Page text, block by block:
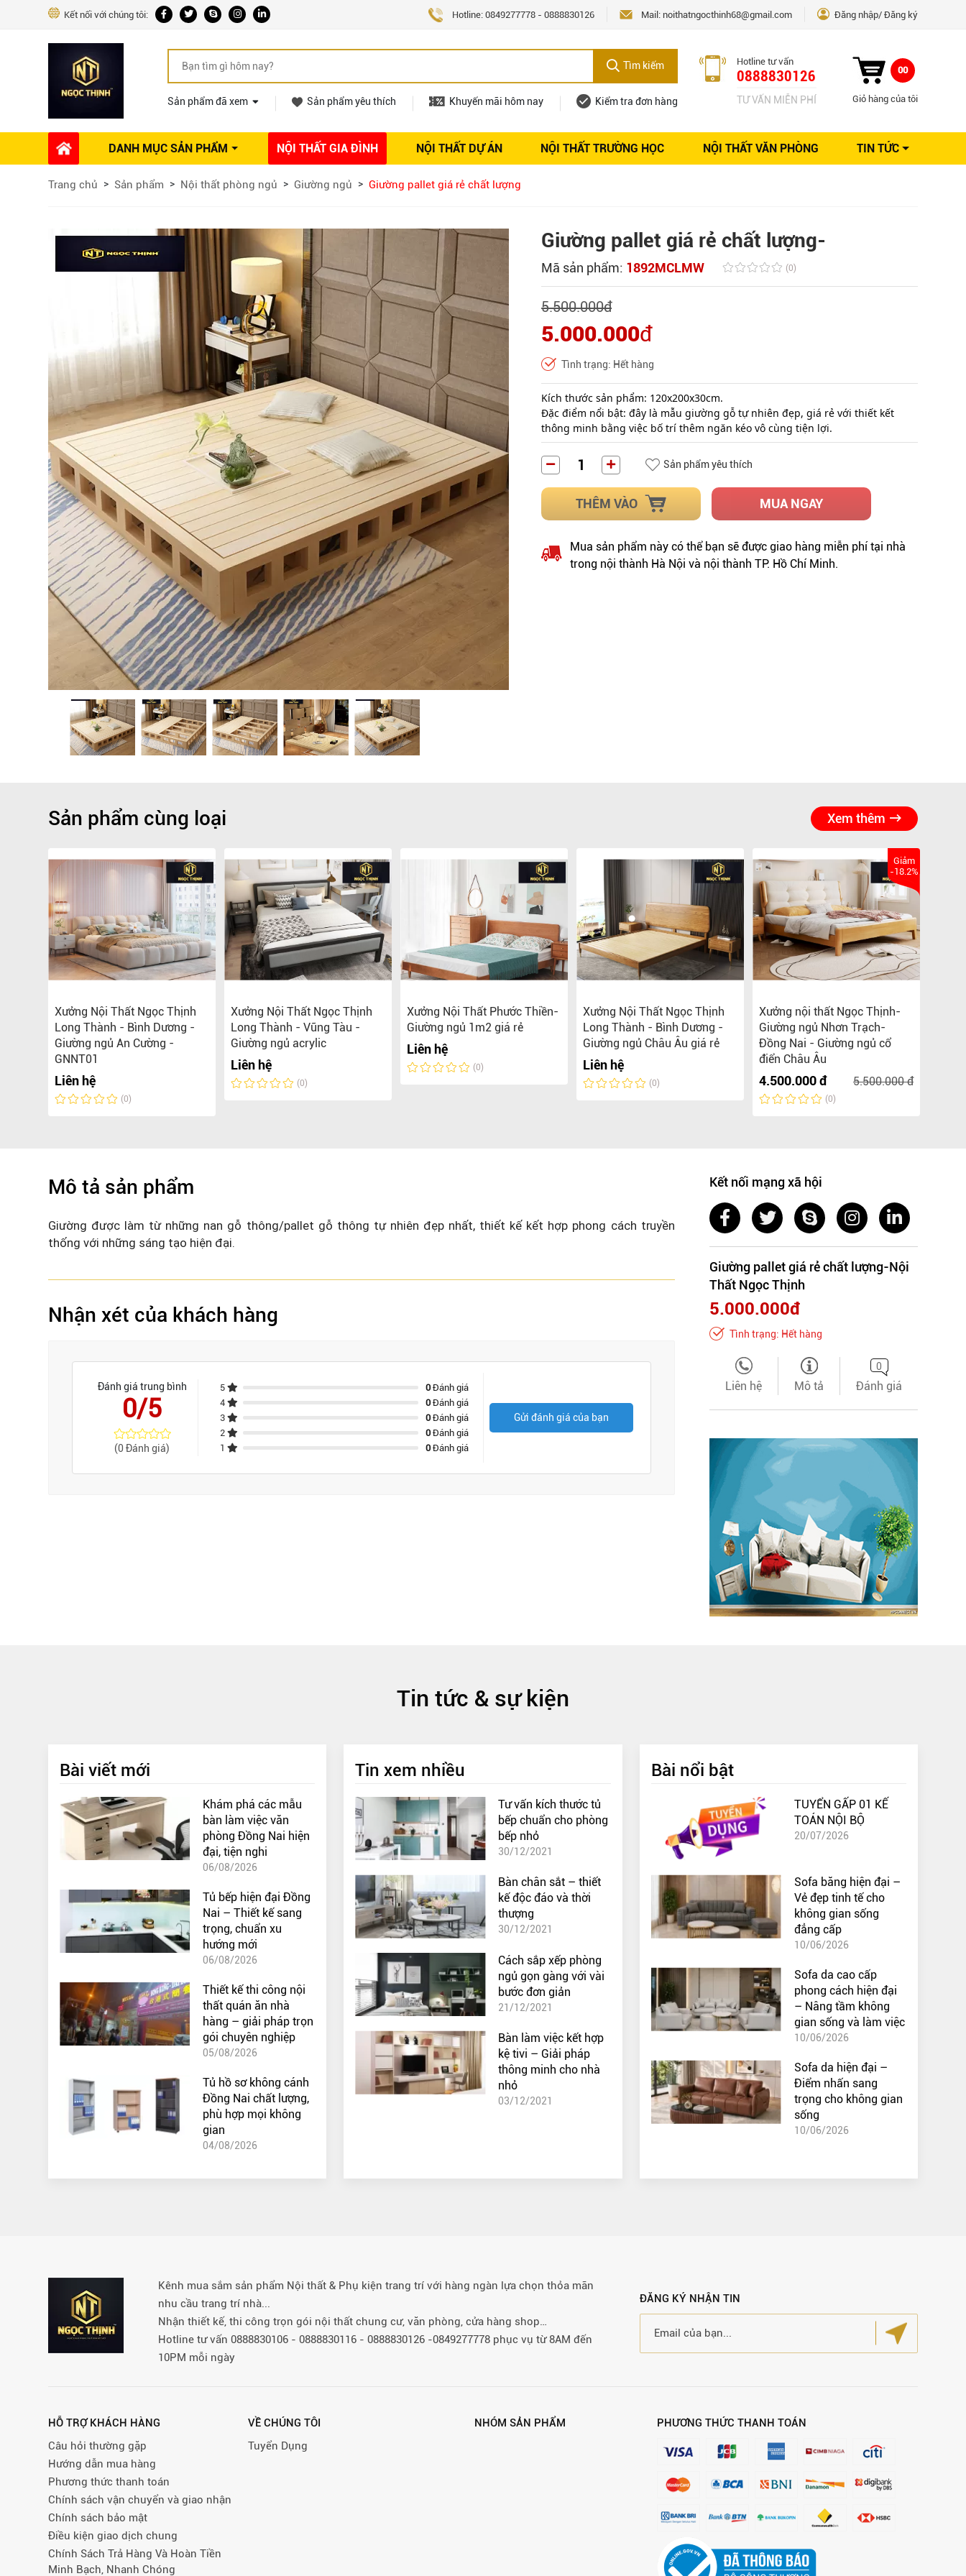
Kết nối với chúng tôi: Hotline: 0849277778 - 0888830126 Mail: noithatngocthinh68@gmail.com Đăng nhập Đăng ký
Tìm kiếm
Sản phẩm đã xem Sản phẩm yêu thích Khuyến mãi hôm nay Kiểm tra đơn hàng
Hotline tư vấn
0888830126
TƯ VẤN MIỄN PHÍ
00
Giỏ hàng của tôi
DANH MỤC SẢN PHẨM
Phụ kiện Nội thất
Ổ khóa tủ
Máy hút mùi
Vòi rửa nhà bếp
Phụ kiện tủ áo
Bếp từ-Bếp hồng ngoại
Chậu rửa bát
Ray trượt – bản lề – tay nắm cửa
Phụ kiện tủ bếp dưới
Giá để bát đĩa đa năng
Giá để dao thớt
Kệ để chất tẩy rửa
Kệ gia vị
Kệ góc liên hoàn
NỘI THẤT GIA ĐÌNH NỘI THẤT DỰ ÁN NỘI THẤT TRƯỜNG HỌC NỘI THẤT VĂN PHÒNG TIN TỨC
Dự án thi công Báo giá Nội thất
Giải pháp thiết kế
Trang chủ Sản phẩm Nội thất phòng ngủ Giường ngủ Giường pallet giá rẻ chất lượng
Giường pallet giá rẻ chất lượng-
Mã sản phẩm: 1892MCLMW (0)
5.500.000đ
5.000.000đ
Tình trạng: Hết hàng
Kích thước sản phẩm: 120x200x30cm.
Đặc điểm nổi bật: đây là mẫu giường gỗ tự nhiên đẹp, giá rẻ với thiết kết
thông minh bằng việc bố trí thêm ngăn kéo vô cùng tiện lợi.
Sản phẩm yêu thích
THÊM VÀO MUA NGAY
Mua sản phẩm này có thể bạn sẽ được giao hàng miễn phí tại nhà
trong nội thành Hà Nội và nội thành TP. Hồ Chí Minh.
Sản phẩm cùng loại Xem thêm
Xưởng Nội Thất Ngọc Thịnh
Long Thành - Bình Dương -
Giường ngủ An Cường -
GNNT01
Liên hệ
(0)
Xưởng Nội Thất Ngọc Thịnh
Long Thành - Vũng Tàu -
Giường ngủ acrylic
Liên hệ
(0)
Xưởng Nội Thất Phước Thiền-
Giường ngủ 1m2 giá rẻ
Liên hệ
(0)
Xưởng Nội Thất Ngọc Thịnh
Long Thành - Bình Dương -
Giường ngủ Châu Âu giá rẻ
Liên hệ
(0)
Giảm
-18.2%
Xưởng nội thất Ngọc Thịnh-
Giường ngủ Nhơn Trạch-
Đồng Nai - Giường ngủ cổ
điển Châu Âu
4.500.000 đ 5.500.000 đ
(0)
Mô tả sản phẩm
Giường được làm từ những nan gỗ thông/pallet gỗ thông tự nhiên đẹp nhất, thiết kế kết hợp phong cách truyền
thống với những sáng tạo hiện đại.
Nhận xét của khách hàng
Đánh giá trung bình
0/5
(0 Đánh giá)
5 0Đánh giá
4
0Đánh giá
3
0Đánh giá
2
0Đánh giá
1
0Đánh giá
Gửi đánh giá của bạn
Kết nối mạng xã hội
Giường pallet giá rẻ chất lượng-Nội
Thất Ngọc Thịnh
5.000.000đ
Tình trạng: Hết hàng
Liên hệ Mô tả
0
Đánh giá
Tin tức & sự kiện
Bài viết mới
Khám phá các mẫu
bàn làm việc văn
phòng Đồng Nai hiện
đại, tiện nghi
06/08/2026
Tủ bếp hiện đại Đồng
Nai – Thiết kế sang
trọng, chuẩn xu
hướng mới
06/08/2026
Thiết kế thi công nội
thất quán ăn nhà
hàng – giải pháp trọn
gói chuyên nghiệp
05/08/2026
Tủ hồ sơ không cánh
Đồng Nai chất lượng,
phù hợp mọi không
gian
04/08/2026
Tin xem nhiều
Tư vấn kích thước tủ
bếp chuẩn cho phòng
bếp nhỏ
30/12/2021
Bàn chân sắt – thiết
kế độc đáo và thời
thượng
30/12/2021
Cách sắp xếp phòng
ngủ gọn gàng với vài
bước đơn giản
21/12/2021
Bàn làm việc kết hợp
kệ tivi – Giải pháp
thông minh cho nhà
nhỏ
03/12/2021
Bài nổi bật
TUYỂN GẤP 01 KẾ
TOÁN NỘI BỘ
20/07/2026
Sofa băng hiện đại –
Vẻ đẹp tinh tế cho
không gian sống
đẳng cấp
10/06/2026
Sofa da cao cấp
phong cách hiện đại
– Nâng tầm không
gian sống và làm việc
10/06/2026
Sofa da hiện đại –
Điểm nhấn sang
trọng cho không gian
sống
10/06/2026
Kênh mua sắm sản phẩm Nội thất & Phụ kiện trang trí với hàng ngàn lựa chọn thỏa mãn
nhu cầu trang trí nhà...
Nhận thiết kế, thi công trọn gói nội thất chung cư, văn phòng, cửa hàng shop…
Hotline tư vấn 0888830106 - 0888830116 - 0888830126 -0849277778 phục vụ từ 8AM đến
10PM mỗi ngày
ĐĂNG KÝ NHẬN TIN
HỖ TRỢ KHÁCH HÀNG
Câu hỏi thường gặp
Hướng dẫn mua hàng
Phương thức thanh toán
Chính sách vận chuyển và giao nhận
Chính sách bảo mật
Điều kiện giao dịch chung
Chính Sách Trả Hàng Và Hoàn Tiền
Minh Bạch, Nhanh Chóng
VỀ CHÚNG TÔI
Tuyển Dụng
NHÓM SẢN PHẨM PHƯƠNG THỨC THANH TOÁN